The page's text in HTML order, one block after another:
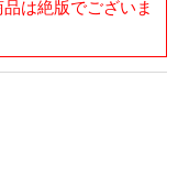
は絶版でございま